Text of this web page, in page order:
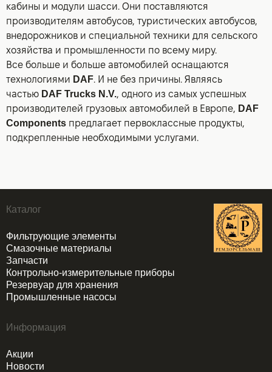
кабины и модули шасси. Они поставляются
производителям автобусов, туристических автобусов,
внедорожников и специальной техники для сельского
хозяйства и промышленности по всему миру.
Все больше и больше автомобилей оснащаются
технологиями DAF. И не без причины. Являясь
частью DAF Trucks N.V., одного из самых успешных
производителей грузовых автомобилей в Европе, DAF
Components предлагает первоклассные продукты,
подкрепленные необходимыми услугами.
Каталог
Фильтрующие элементы
Смазочные материалы
Запчасти
Контрольно-измерительные приборы
Резервуар для хранения
Промышленные насосы
Информация
Акции
Новости